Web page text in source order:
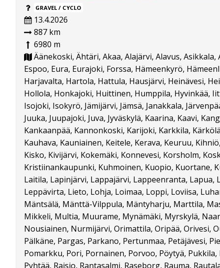
GRAVEL / CYCLO
13.4.2026
887 km
6980 m
Äänekoski, Ähtäri, Akaa, Alajärvi, Alavus,
Espoo, Eura, Eurajoki, Forssa, Hämeenkyrö,
Harjavalta, Hartola, Hattula, Hausjärvi, Heinävesi,
Hollola, Honkajoki, Huittinen, Humppila, Hyvinkää,
Isojoki, Isokyrö, Jämijärvi, Jämsä, Janakkala,
Juuka, Juupajoki, Juva, Jyväskylä, Kaarina, Kaavi,
Kankaanpää, Kannonkoski, Karijoki, Karkkila,
Kauhava, Kauniainen, Keitele, Kerava, Keuruu,
Kisko, Kivijärvi, Kokemäki, Konnevesi, Korsholm,
Kristiinankaupunki, Kuhmoinen, Kuopio, Kuortane,
Laitila, Lapinjärvi, Lappajärvi, Lappeenranta, Lapua,
Leppävirta, Lieto, Lohja, Loimaa, Loppi, Loviisa,
Mäntsälä, Mänttä-Vilppula, Mäntyharju, Marttila,
Mikkeli, Multia, Muurame, Mynämäki, Myrskylä,
Nousiainen, Nurmijärvi, Orimattila, Oripää, Orivesi,
Pälkäne, Pargas, Parkano, Pertunmaa, Petäjävesi,
Pomarkku, Pori, Pornainen, Porvoo, Pöytyä,
Pyhtää, Raisio, Rantasalmi, Raseborg, Rauma,